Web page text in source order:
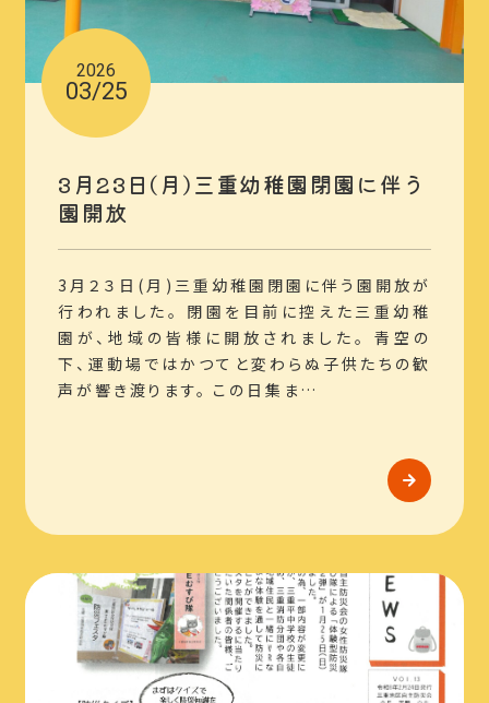
2026
03/25
3月23日(月)三重幼稚園閉園に伴う
園開放
3月２３日(月)三重幼稚園閉園に伴う園開放が
行われました。 閉園を目前に控えた三重幼稚
園が、地域の皆様に開放されました。 青空の
下、運動場ではかつてと変わらぬ子供たちの歓
声が響き渡ります。 この日集ま…